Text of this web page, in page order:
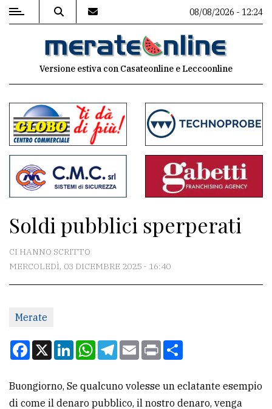
MENU
commenti
Contenuti
del
sito
Associazioni
Meteo
redazione
Per
08/08/2026 - 12:24
Versione estiva con Casateonline e Leccoonline
Soldi pubblici sperperati
CI HANNO SCRITTO
MERCOLEDÌ, 03 DICEMBRE 2025 - 16:40
Merate
Facebook
X LinkedInWhatsApp
Telegram
EmailPrint
Buongiorno, Se qualcuno volesse un eclatante esempio
di come il denaro pubblico, il nostro denaro, venga